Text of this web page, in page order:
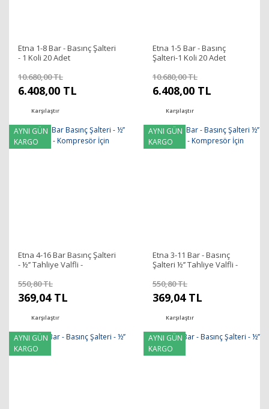
Etna 1-8 Bar - Basınç Şalteri
- 1 Koli 20 Adet
10.680,00 TL
6.408,00 TL
Karşılaştır
Etna 1-5 Bar - Basınç
Şalteri-1 Koli 20 Adet
10.680,00 TL
6.408,00 TL
Karşılaştır
AYNI GÜN
KARGO
Etna 4-16 Bar Basınç Şalteri
- ½’’ Tahliye Valfli -
550,80 TL
369,04 TL
Karşılaştır
AYNI GÜN
KARGO
Etna 3-11 Bar - Basınç
Şalteri ½’’ Tahliye Valfli -
550,80 TL
369,04 TL
Karşılaştır
AYNI GÜN
KARGO
AYNI GÜN
KARGO